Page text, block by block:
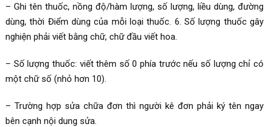
– Ghi tên thuốc, nồng độ/hàm lượng, số lượng, liều dùng, đường
dùng, thời Điểm dùng của mỗi loại thuốc. 6. Số lượng thuốc gây
nghiện phải viết bằng chữ, chữ đầu viết hoa.
– Số lượng thuốc: viết thêm số 0 phía trước nếu số lượng chỉ có
một chữ số (nhỏ hơn 10).
– Trường hợp sửa chữa đơn thì người kê đơn phải ký tên ngay
bên cạnh nội dung sửa.